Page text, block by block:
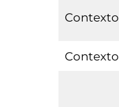
Contexto
Contexto